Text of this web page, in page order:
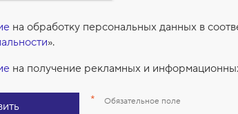
на обработку персональных данных в
».
на получение рекламных и
* Обязательное поле